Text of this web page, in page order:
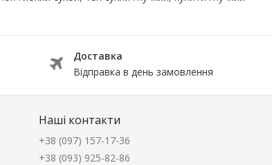
Доставка
Відправка в день замовлення
Наші контакти
+38 (097) 157-17-36
+38 (093) 925-82-86